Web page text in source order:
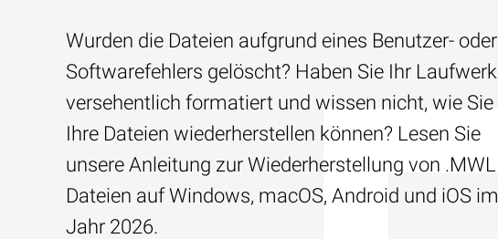
Wurden die Dateien aufgrund eines Benutzer- oder
Softwarefehlers gelöscht? Haben Sie Ihr Laufwerk
versehentlich formatiert und wissen nicht, wie Sie
Ihre Dateien wiederherstellen können? Lesen Sie
unsere Anleitung zur Wiederherstellung von .MWL
Dateien auf Windows, macOS, Android und iOS im
Jahr 2026.